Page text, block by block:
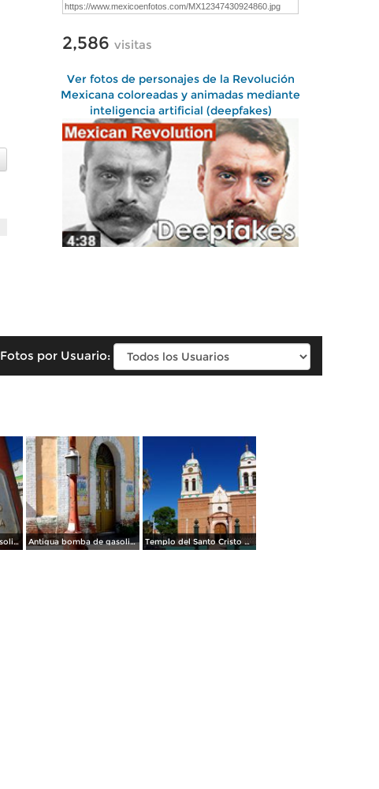
2,586 visitas
Ver fotos de personajes de la Revolución
Mexicana coloreadas y animadas mediante
inteligencia artificial (deepfakes)
Fotos por Usuario:
Antigua bomba de gasolina Antigua bomba de gasolina Templo del Santo Cristo de Burgos